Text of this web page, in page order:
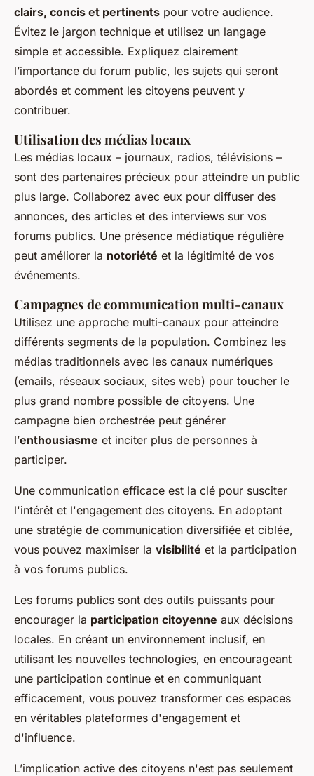
clairs, concis et pertinents pour votre audience.
Évitez le jargon technique et utilisez un langage
simple et accessible. Expliquez clairement
l’importance du forum public, les sujets qui seront
abordés et comment les citoyens peuvent y
contribuer.
Utilisation des médias locaux
Les médias locaux – journaux, radios, télévisions –
sont des partenaires précieux pour atteindre un public
plus large. Collaborez avec eux pour diffuser des
annonces, des articles et des interviews sur vos
forums publics. Une présence médiatique régulière
peut améliorer la notoriété et la légitimité de vos
événements.
Campagnes de communication multi-canaux
Utilisez une approche multi-canaux pour atteindre
différents segments de la population. Combinez les
médias traditionnels avec les canaux numériques
(emails, réseaux sociaux, sites web) pour toucher le
plus grand nombre possible de citoyens. Une
campagne bien orchestrée peut générer
l’enthousiasme et inciter plus de personnes à
participer.
Une communication efficace est la clé pour susciter
l'intérêt et l'engagement des citoyens. En adoptant
une stratégie de communication diversifiée et ciblée,
vous pouvez maximiser la visibilité et la participation
à vos forums publics.
Les forums publics sont des outils puissants pour
encourager la participation citoyenne aux décisions
locales. En créant un environnement inclusif, en
utilisant les nouvelles technologies, en encourageant
une participation continue et en communiquant
efficacement, vous pouvez transformer ces espaces
en véritables plateformes d'engagement et
d'influence.
L’implication active des citoyens n'est pas seulement